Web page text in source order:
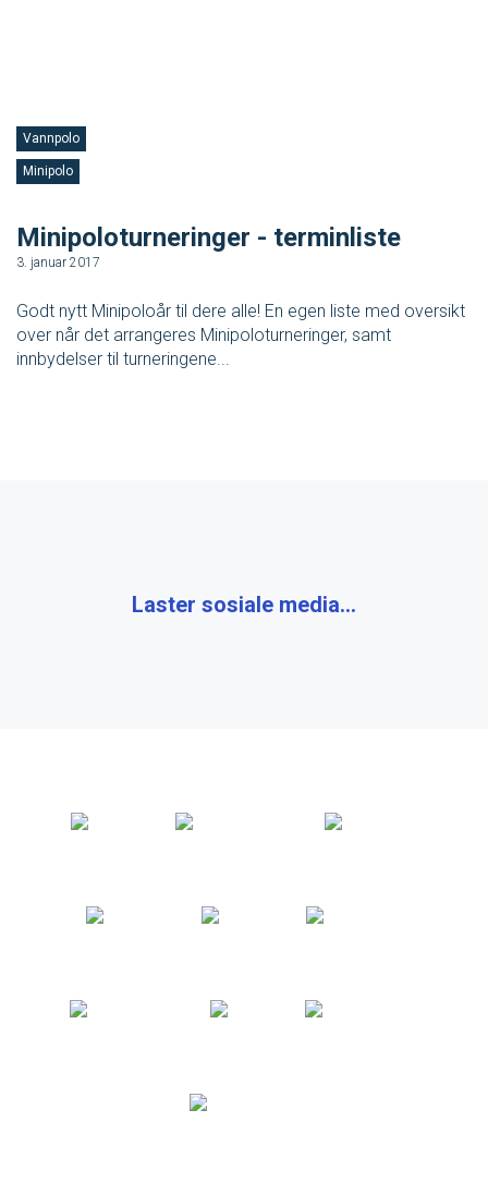
Ledige stillinger
IDRETTSBUTIKKEN
SVØM LANGT UTDANNING
Minipolo
Vannpolo
Minipoloturneringer - terminliste
3. januar 2017
Godt nytt Minipoloår til dere alle! En egen liste med oversikt
over når det arrangeres Minipoloturneringer, samt
innbydelser til turneringene...
Laster sosiale media...